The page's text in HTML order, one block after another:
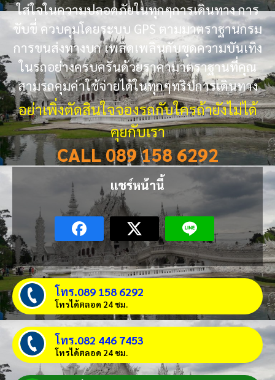
ใส่ใจในความปลอดภัยในทุกๆการเดินทาง การ
ขับขี่ ควบคุมโดยระบบ GPS ตามมาตราฐานกรม
การขนส่งทางบก เพลิดเพลินกับชุดความบันเทิง
ในรถอย่างครบครันด้วยราคามาตราฐานที่คุณ
สามรถคุมค่าใช้จ่ายได้ในทุกๆทริปการเดินทาง
อย่าเพิ่งตัดสินใจจองรถกับใครถ้ายังไม่ได้
คุยกับเรา
CALL 089 158 6292
แชร์หน้านี้
โทร.089 158 6292
โทรได้ตลอด 24 ชม.
โทร.082 446 7453
โทรได้ตลอด 24 ชม.